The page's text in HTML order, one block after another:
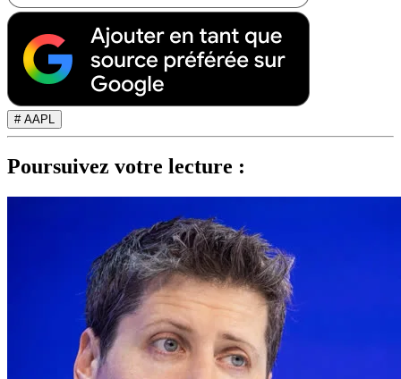
# AAPL
Poursuivez votre lecture :